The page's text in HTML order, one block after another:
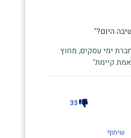
היום?"
ימי עסקים, מחוץ
קיימת"
33
שיתוף